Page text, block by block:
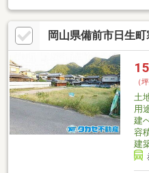
岡山県備前市日生
（
土
用
建
容
建